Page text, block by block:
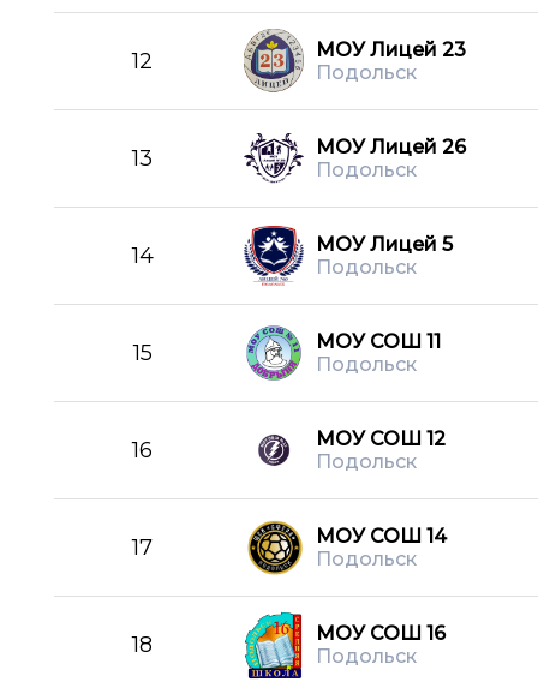
12
МОУ Лицей 23
Подольск
13
МОУ Лицей 26
Подольск
14
МОУ Лицей 5
Подольск
15
МОУ СОШ 11
Подольск
16
МОУ СОШ 12
Подольск
17
МОУ СОШ 14
Подольск
18
МОУ СОШ 16
Подольск